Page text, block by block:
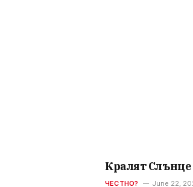
Кралят Слънце
ЧЕСТНО? June 22,